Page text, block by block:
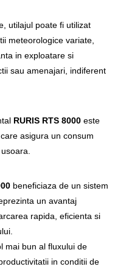
utilajul poate fi utilizat
meteorologice variate,
in exploatare si
sau amenajari, indiferent
RURIS RTS 8000 este
asigura un consum
beneficiaza de un sistem
un avantaj
rapida, eficienta si
mai bun al fluxului de
in conditii de